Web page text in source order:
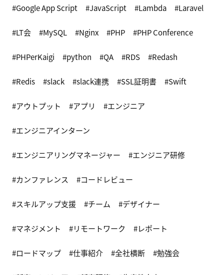
Google App Script JavaScript Lambda Laravel
LT会 MySQL Nginx PHP PHP Conference
PHPerKaigi python QA RDS Redash
Redis slack slack連携 SSL証明書 Swift
アウトプット アプリ エンジニア
エンジニアインターン
エンジニアリングマネージャー エンジニア研修
カンファレンス コードレビュー
スキルアップ支援 チーム デザイナー
マネジメント リモートワーク レポート
ロードマップ 仕事紹介 全社横断 勉強会